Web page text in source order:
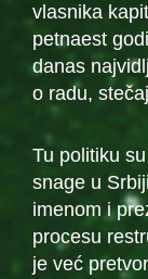
vlasnika
petnaest
danas
o radu,
Tu politiku
snage u
imenom i
procesu
je već